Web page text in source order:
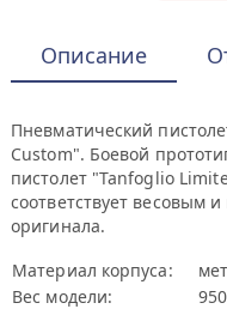
Описание
Пневматический
Custom". Боевой
пистолет "Tanfoglio
соответствует весовым
оригинала.
Материал корпуса:
Вес модели: